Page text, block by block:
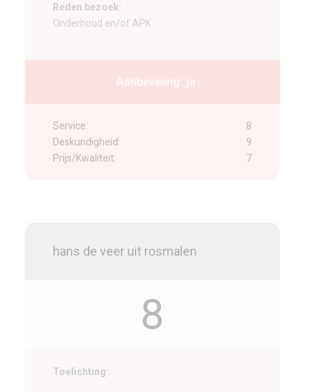
Reden bezoek:
Onderhoud en/of APK
Aanbeveling: ja
Service:
8
Deskundigheid:
9
Prijs/Kwaliteit:
7
hans de veer uit rosmalen
8
Toelichting: